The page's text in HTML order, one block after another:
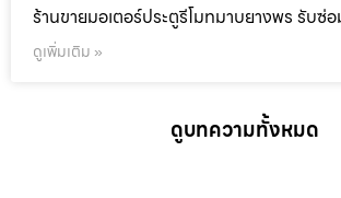
ร้านขายมอเตอร์ประตูรีโมทมาบยางพร รับซ่
ดูเพิ่มเติม »
ดูบทความทั้งหมด